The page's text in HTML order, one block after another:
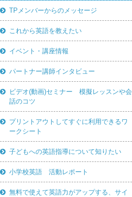
TPメンバーからのメッセージ
これから英語を教えたい
イベント・講座情報
パートナー講師インタビュー
ビデオ(動画)セミナー 模擬レッスンや会
話のコツ
プリントアウトしてすぐに利用できるワ
ークシート
子どもへの英語指導について知りたい
小学校英語 活動レポート
無料で使えて英語力がアップする、サイ